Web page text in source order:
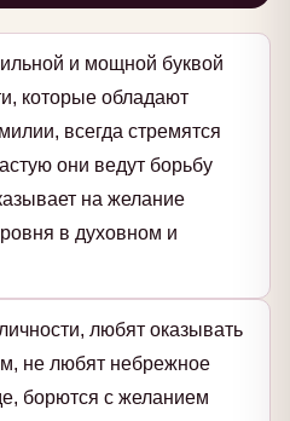
и мощной буквой
которые обладают
всегда стремятся
они ведут борьбу
на желание
в духовном и
любят оказывать
не любят небрежное
борются с желанием